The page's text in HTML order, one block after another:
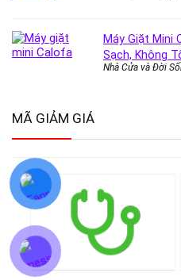
Máy Giặt Mini
Sạch, Không
Nhà Cửa và Đời
MÃ GIẢM GIÁ